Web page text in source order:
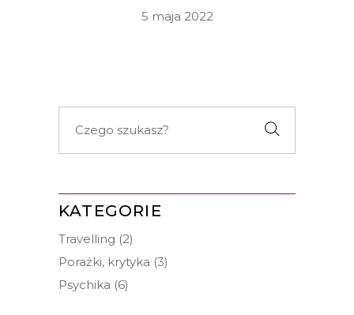
5 maja 2022
for:
KATEGORIE
Travelling (2)
Porażki, krytyka (3)
Psychika (6)